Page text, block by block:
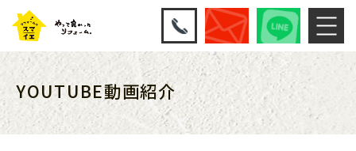
YOUTUBE動画紹介